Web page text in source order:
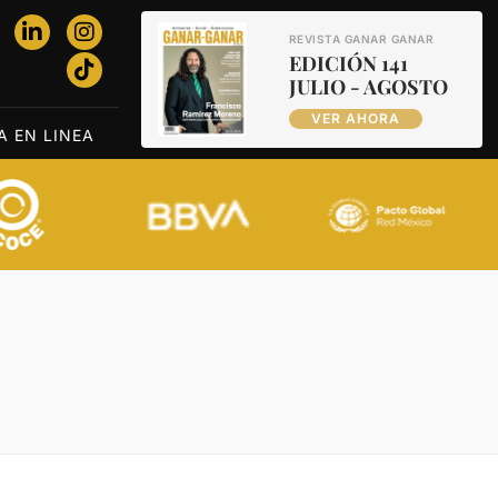
EN LINEA
REVISTA GANAR GANAR
EDICIÓN 141
JULIO - AGOSTO
VER AHORA